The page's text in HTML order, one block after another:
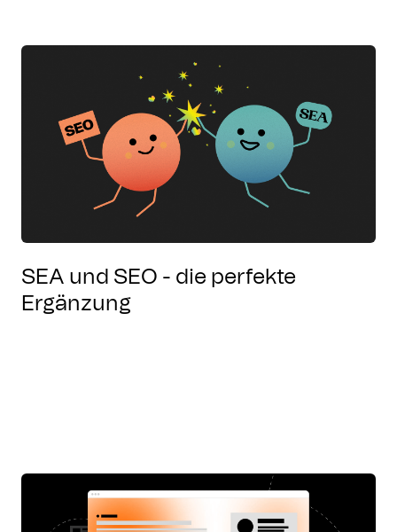
SEA und SEO - die perfekte
Ergänzung